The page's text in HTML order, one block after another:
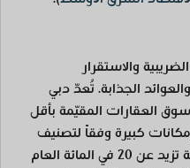
والاستقرار
الجذابة. تُعدّ دبي
العقارات المقيّمة بأقل
كبيرة وفقاً لتصنيف
مؤشر UBS للفقاعات ونمو بنسبة تزيد عن 20 في المائة العام